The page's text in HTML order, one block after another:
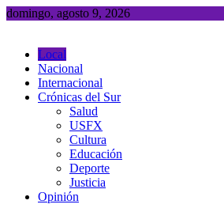
Saltar
domingo, agosto 9, 2026
Local
Nacional
Internacional
Crónicas del Sur
Salud
USFX
Cultura
Educación
Deporte
Justicia
Opinión